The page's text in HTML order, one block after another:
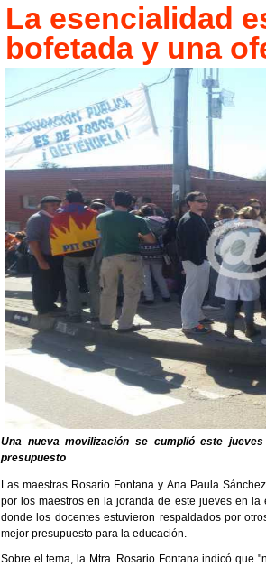
La esencialidad
bofetada y una
Una nueva movilización se cumplió este
presupuesto
Las maestras Rosario Fontana y Ana Paula
por los maestros en la joranda de este jueves en la
donde los docentes estuvieron respaldados por
mejor presupuesto para la educación.
Sobre el tema, la Mtra. Rosario Fontana indicó que